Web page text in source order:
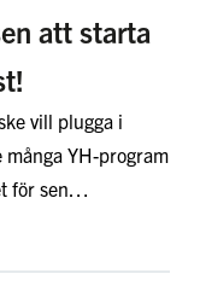
att starta
vill plugga i
YH-program
för sen…